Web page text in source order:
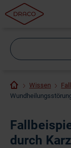
Wissen
durch